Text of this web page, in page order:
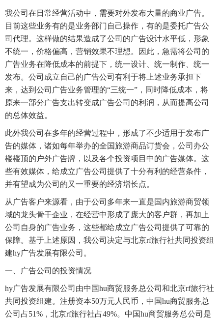
我公司在日常经营活动中，需要对外发布大量的商业广告。
目前这些业务有的是业务部门自己操作，有的是委托广告公
司代理。这样做的结果造成了公司的广告设计水平低，形象
不统一，价格偏高，营销效果不理想。因此，急需将公司的
广告业务在降低成本的前提下，统一设计、统一制作、统一
发布。公司成立自己的广告公司有利于将上述业务承担下
来，达到公司广告业务管理的“三统一”，同时降低成本，将
原来一部分广告支出转变成广告公司的利润，从而提高公司
的总体效益。
此外我公司在多年的经营过程中，形成了不少适用于发布广
告的媒体，诸如每年举办的全国旅游商品订货会，公司办公
楼楼顶的户外广告牌，以及各个投资项目中的广告媒体。这
些有效媒体，给成立广告公司提供了十分有利的经营条件，
并有望成为公司的又一重要的经济增长点。
从广告客户来源看，由于公司多年来一直是国内旅游商贸领
域的龙头骨干企业，在经营中形成了庞大的客户群，再加上
公司自身的广告业务，这些都给成立广告公司提供了可靠的
保障。基于上述原因，我公司决定与北京rf旅行社共同投资组
建hy广告发展有限公司。
一、广告公司的投资情况
hy广告发展有限公司由中国hu商贸服务总公司和北京rf旅行社
共同投资组建。注册资本50万元人民币，中国hu商贸服务总
公司占51%，北京rf旅行社占49%。中国hu商贸服务总公司是